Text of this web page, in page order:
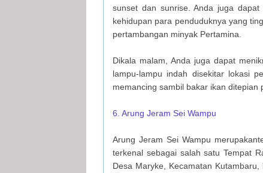
sunset dan sunrise. Anda juga
kehidupan para penduduknya yang
pertambangan minyak Pertamina.
Dikala malam, Anda juga dapat
lampu-lampu indah disekitar lokasi
memancing sambil bakar ikan ditepian
6. Arung Jeram Sei Wampu
Arung Jeram Sei Wampu
terkenal sebagai salah satu Tempat
Desa Maryke, Kecamatan